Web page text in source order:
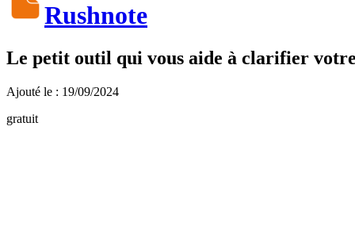
Rushnote
Le petit outil qui vous aide à clarifier
Ajouté le : 19/09/2024
gratuit